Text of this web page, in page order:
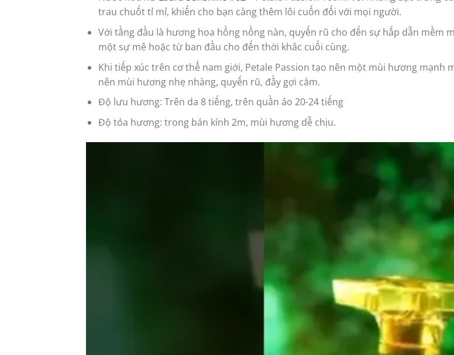
trau chuốt tỉ mỉ, khiến cho bạn càng thêm lôi cuốn đối với mọi người.
Với tầng đầu là hương hoa hồng nồng nàn, quyến rũ cho đến sự hấp dẫn mềm
một sự mê hoặc từ ban đầu cho đến thời khắc cuối cùng.
Khi tiếp xúc trên cơ thể nam giới, Petale Passion tạo nên một mùi hương mạnh
nên mùi hương nhẹ nhàng, quyến rũ, đầy gợi cảm.
Độ lưu hương: Trên da 8 tiếng, trên quần áo 20-24 tiếng
Độ tỏa hương: trong bán kính 2m, mùi hương dễ chịu.